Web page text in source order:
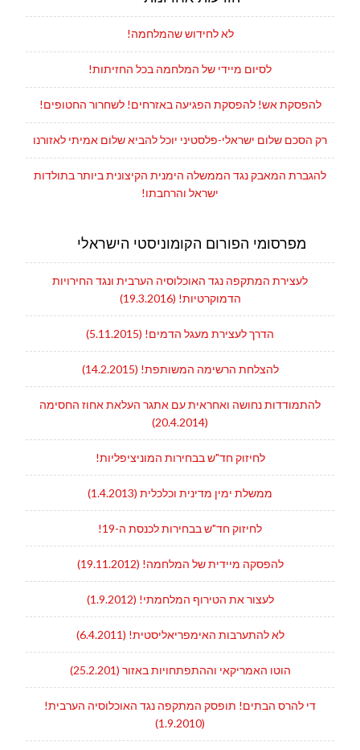
לא לחידוש שהמלחמה!
לסיום מיידי של המלחמה בכל החזיתות!
להפסקת אש! להפסקת הפגיעה באזרחים! לשחרור החטופים!
רק הסכם שלום ישראלי-פלסטיני יוכל להביא שלום אמיתי לאזורנו
להגברת המאבק נגד הממשלה הימנית הקיצונית ביותר בתולדות
ישראל והרחבתו!
מפרסומי הפורום הקומוניסטי הישראלי
לעצירת המתקפה נגד האוכלוסיה הערבית ונגד החירויות
הדמוקרטיות! (19.3.2016)
הדרך לעצירת מעגל הדמים! (5.11.2015)
להצלחת הרשימה המשותפת! (14.2.2015)
להתמודדות נחושה ואחראית עם אתגר העלאת אחוז החסימה
(20.4.2014)
לחיזוק חד"ש בבחירות המוניציפליות!
ממשלת ימין מדינית וכלכלית (1.4.2013)
לחיזוק חד"ש בבחירות לכנסת ה-19!
להפסקה מיידית של המלחמה! (19.11.2012)
לעצור את הטירוף המלחמתי! (1.9.2012)
לא להתערבות האימפריאליסטית! (6.4.2011)
הוטו האמריקאי וההתפתחויות באזור (25.2.201)
די להרס הבתים! תופסק המתקפה נגד האוכלוסיה הערבית!
(1.9.2010)